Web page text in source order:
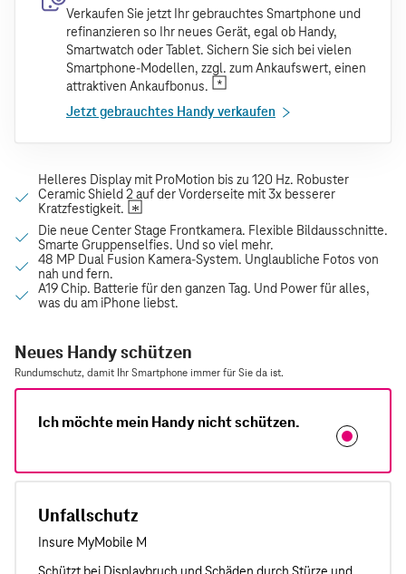
Verkaufen Sie jetzt Ihr gebrauchtes Smartphone und
refinanzieren so Ihr neues Gerät, egal ob Handy,
Smartwatch oder Tablet. Sichern Sie sich bei vielen
Smartphone-Modellen, zzgl. zum Ankaufswert, einen
attraktiven Ankaufbonus.
Jetzt gebrauchtes Handy verkaufen
Neues Handy schützen
Rundumschutz, damit Ihr Smartphone immer für Sie da ist.
Ich möchte mein Handy nicht schützen.
Unfallschutz